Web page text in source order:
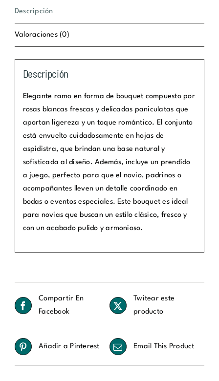
Descripción
Valoraciones (0)
Descripción
Elegante ramo en forma de bouquet compuesto por
rosas blancas frescas y delicadas paniculatas que
aportan ligereza y un toque romántico. El conjunto
está envuelto cuidadosamente en hojas de
aspidistra, que brindan una base natural y
sofisticada al diseño. Además, incluye un prendido
a juego, perfecto para que el novio, padrinos o
acompañantes lleven un detalle coordinado en
bodas o eventos especiales. Este bouquet es ideal
para novias que buscan un estilo clásico, fresco y
con un acabado pulido y armonioso.
Compartir En
Facebook
Twitear este
producto
Añadir a Pinterest Email This Product